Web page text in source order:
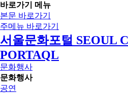
바로가기 메뉴
본문 바로가기
주메뉴 바로가기
서울문화포털 SEOUL
PORTAQL
문화행사
문화행사
공연